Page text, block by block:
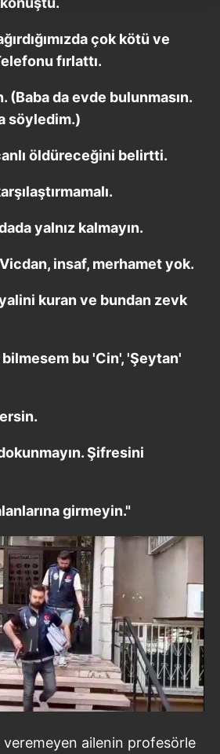
bu çerezlere izin vermedikleri
üçüncü kişilere ait çerezler
vasıtasıyla çeşitli kişisel
amacıyla
ve sizlere yönelik
dahilinde kullanılacaktır.
aşağıda yer alan panel
Çerezlere ilişkin detaylı bilgi
Korunması Kanunu uyarınca
Metnimizi okumak ve sitemizde
.
çok kötü ve
fırlattı.
(Baba da evde bulunmasın.
söyledim.)
öldüreceğini belirtti.
yalnız kalmayın.
insaf, merhamet yok.
kuran ve bundan zevk
bilmesem bu 'Cin', 'Şeytan'
Şifresini
girmeyin."
veremeyen ailenin profesörle